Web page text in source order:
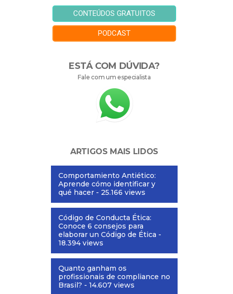
CONTEÚDOS GRATUITOS
PODCAST
ESTÁ COM DÚVIDA?
Fale com um especialista
ARTIGOS MAIS LIDOS
Comportamiento Antiético:
Aprende cómo identificar y
qué hacer - 25.166 views
Código de Conducta Ética:
Conoce 6 consejos para
elaborar un Código de Ética -
18.394 views
Quanto ganham os
profissionais de compliance no
Brasil? - 14.607 views